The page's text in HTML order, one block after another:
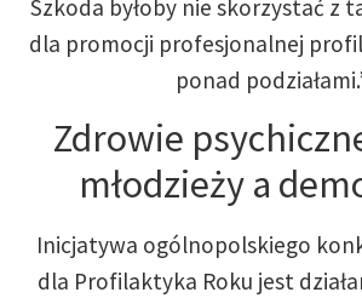
Szkoda byłoby nie skorzystać z
dla promocji profesjonalnej
ponad
Zdrowie
młodzieży a
Inicjatywa ogólnopolskiego
dla Profilaktyka Roku jest